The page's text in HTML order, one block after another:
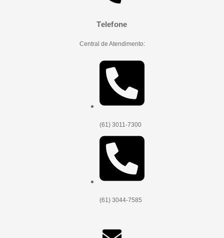
Telefone
Central de Atendimento:
(61) 3011-7300
(61) 3044-7585